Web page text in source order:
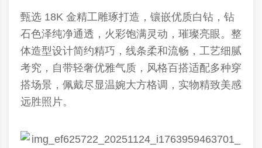
甄选 18K 金精工雕琢打造，镶嵌优质白钻，钻
石色泽纯净通透，火彩饱满灵动，璀璨亮眼。整
体造型设计简约精巧，线条柔和流畅，工艺细腻
考究，自带轻奢优雅气质，风格百搭适配多种穿
搭场景，佩戴尽显温婉大方格调，实物精致美感
远胜照片。